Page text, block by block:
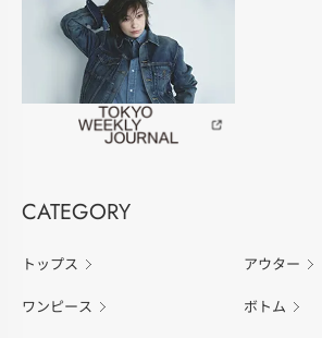
CATEGORY
トップス アウター
ワンピース ボトム